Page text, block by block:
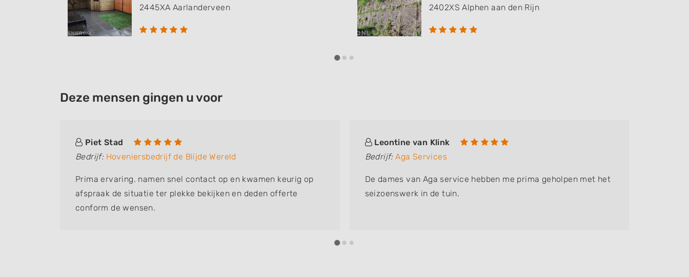
2445XA Aarlanderveen
2402XS Alphen aan den Rijn
Deze mensen gingen u voor
Piet Stad
Bedrijf: Hoveniersbedrijf de Blijde Wereld
Prima ervaring. namen snel contact op en kwamen keurig op
afspraak de situatie ter plekke bekijken en deden offerte
conform de wensen.
Leontine van Klink
Bedrijf: Aga Services
De dames van Aga service hebben me prima geholpen met het
seizoenswerk in de tuin.